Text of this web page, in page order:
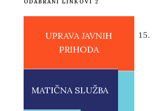
UPRAVA JAVNIH
PRIHODA
MATIČNA SLUŽBA